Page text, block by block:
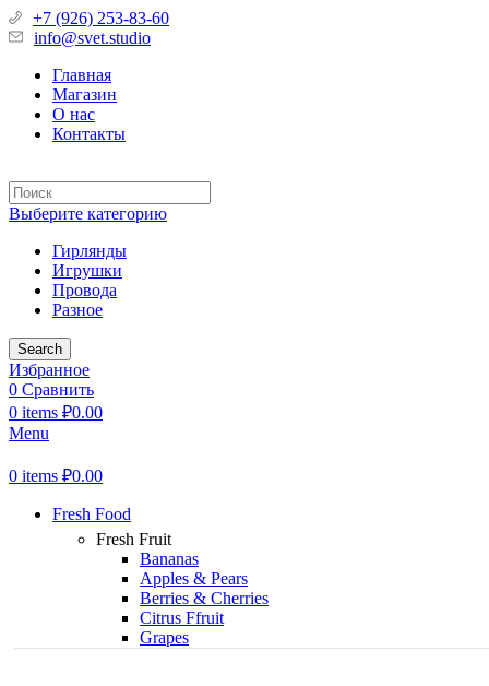
+7 (926) 253-83-60
info@svet.studio
Главная
Магазин
О нас
Контакты
Выберите категорию
Гирлянды
Игрушки
Провода
Разное
Search
Избранное
0 Сравнить
0 items ₽0.00
Menu
0 items ₽0.00
Fresh Food
Fresh Fruit
Bananas
Apples & Pears
Berries & Cherries
Citrus Ffruit
Grapes